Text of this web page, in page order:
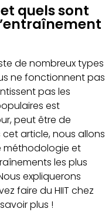
quels sont
de nombreux types
ne fonctionnent pas
pas les
est
peut être de
article, nous allons
méthodologie et
les plus
expliquerons
faire du HIIT chez
plus !